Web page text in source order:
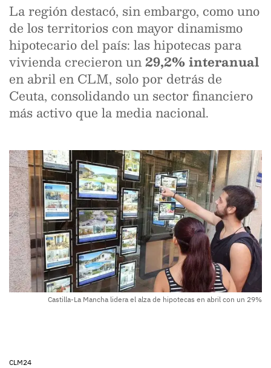
La región destacó, sin embargo, como uno
de los territorios con mayor dinamismo
hipotecario del país: las hipotecas para
vivienda crecieron un29,2% interanual
en abril en CLM, solo por detrás de
Ceuta, consolidando un sector financiero
más activo que la media nacional.
Castilla-La Mancha lidera el alza de hipotecas en abril con un 29%
CLM24